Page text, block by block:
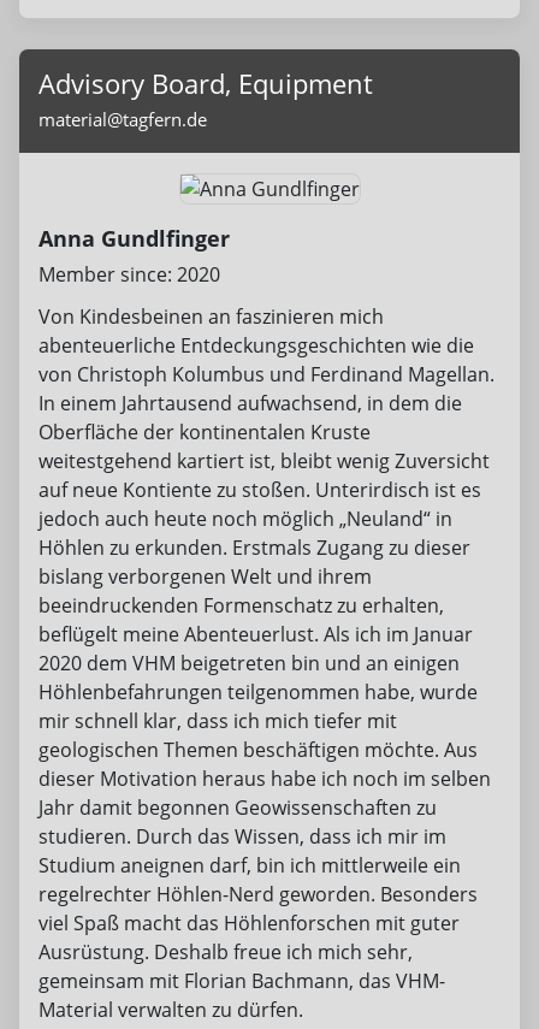
Advisory Board, Equipment
material@tagfern.de
Anna Gundlfinger
Member since: 2020
Von Kindesbeinen an faszinieren mich
abenteuerliche Entdeckungsgeschichten wie die
von Christoph Kolumbus und Ferdinand Magellan.
In einem Jahrtausend aufwachsend, in dem die
Oberfläche der kontinentalen Kruste
weitestgehend kartiert ist, bleibt wenig Zuversicht
auf neue Kontiente zu stoßen. Unterirdisch ist es
jedoch auch heute noch möglich „Neuland“ in
Höhlen zu erkunden. Erstmals Zugang zu dieser
bislang verborgenen Welt und ihrem
beeindruckenden Formenschatz zu erhalten,
beflügelt meine Abenteuerlust. Als ich im Januar
2020 dem VHM beigetreten bin und an einigen
Höhlenbefahrungen teilgenommen habe, wurde
mir schnell klar, dass ich mich tiefer mit
geologischen Themen beschäftigen möchte. Aus
dieser Motivation heraus habe ich noch im selben
Jahr damit begonnen Geowissenschaften zu
studieren. Durch das Wissen, dass ich mir im
Studium aneignen darf, bin ich mittlerweile ein
regelrechter Höhlen-Nerd geworden. Besonders
viel Spaß macht das Höhlenforschen mit guter
Ausrüstung. Deshalb freue ich mich sehr,
gemeinsam mit Florian Bachmann, das VHM-
Material verwalten zu dürfen.